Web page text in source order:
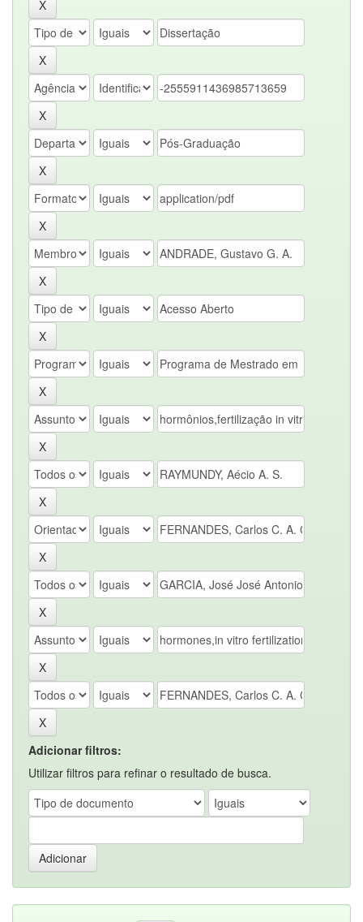
Adicionar filtros:
Utilizar filtros para refinar o resultado de busca.